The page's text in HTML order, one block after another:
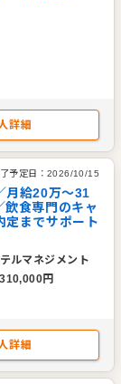
詳細
予定日： 2026/10/15
月給20万～31
飲食専門のキャ
定までサポート
ルマネジメント
310,000円
詳細